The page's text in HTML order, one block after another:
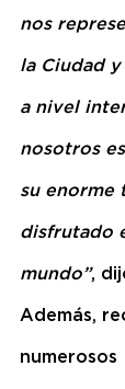
nos
la Ciudad
a nivel
nosotros
su enorme
disfrutado
mundo”,
Además,
numerosos